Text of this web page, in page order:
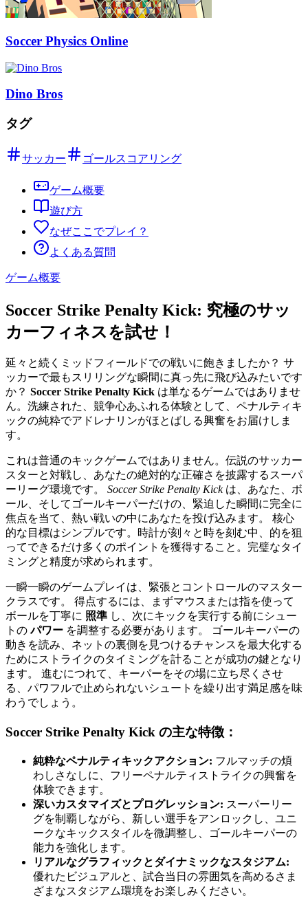
Soccer Physics Online
Dino Bros
タグ
サッカー ゴールスコアリング
ゲーム概要
遊び方
なぜここでプレイ？
よくある質問
ゲーム概要
Soccer Strike Penalty Kick: 究極のサッ
カーフィネスを試せ！
延々と続くミッドフィールドでの戦いに飽きましたか？ サ
ッカーで最もスリリングな瞬間に真っ先に飛び込みたいです
か？ Soccer Strike Penalty Kick は単なるゲームではありませ
ん。洗練された、競争心あふれる体験として、ペナルティキ
ックの純粋でアドレナリンがほとばしる興奮をお届けしま
す。
これは普通のキックゲームではありません。伝説のサッカー
スターと対戦し、あなたの絶対的な正確さを披露するスーパ
ーリーグ環境です。 Soccer Strike Penalty Kickは、あなた、ボ
ール、そしてゴールキーパーだけの、緊迫した瞬間に完全に
焦点を当て、熱い戦いの中にあなたを投げ込みます。 核心
的な目標はシンプルです。時計が刻々と時を刻む中、的を狙
ってできるだけ多くのポイントを獲得すること。完璧なタイ
ミングと精度が求められます。
一瞬一瞬のゲームプレイは、緊張とコントロールのマスター
クラスです。 得点するには、まずマウスまたは指を使って
ボールを丁寧に 照準 し、次にキックを実行する前にシュー
トのパワー を調整する必要があります。 ゴールキーパーの
動きを読み、ネットの裏側を見つけるチャンスを最大化する
ためにストライクのタイミングを計ることが成功の鍵となり
ます。 進むにつれて、キーパーをその場に立ち尽くさせ
る、パワフルで止められないシュートを繰り出す満足感を味
わうでしょう。
Soccer Strike Penalty Kick の主な特徴：
純粋なペナルティキックアクション: フルマッチの煩
わしさなしに、フリーペナルティストライクの興奮を
体験できます。
深いカスタマイズとプログレッション: スーパーリー
グを制覇しながら、新しい選手をアンロックし、ユニ
ークなキックスタイルを微調整し、ゴールキーパーの
能力を強化します。
リアルなグラフィックとダイナミックなスタジアム:
優れたビジュアルと、試合当日の雰囲気を高めるさま
ざまなスタジアム環境をお楽しみください。